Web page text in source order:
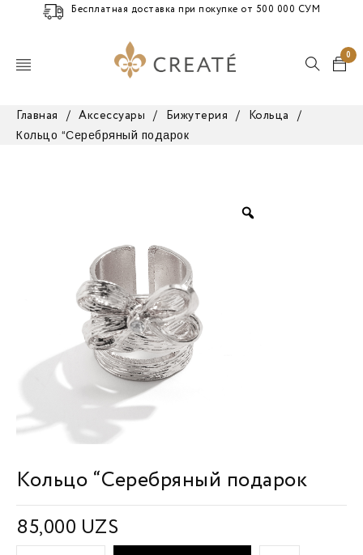
Бесплатная доставка при покупке от 500 000 СУМ
0
Главная / Аксессуары / Бижутерия / Кольца /
Кольцо “Серебряный подарок
Кольцо “Серебряный подарок
85,000 UZS